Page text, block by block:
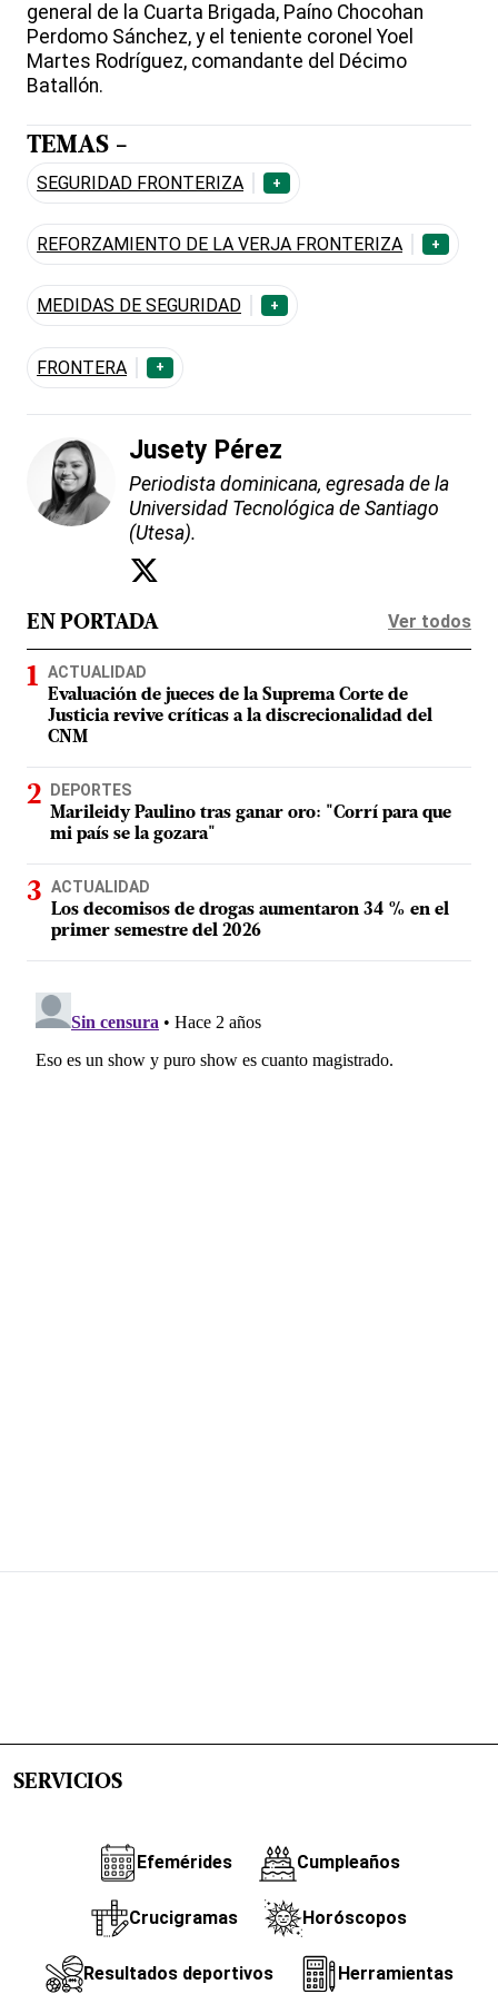
general de la Cuarta Brigada, Paíno Chocohan
Perdomo Sánchez, y el teniente coronel Yoel
Martes Rodríguez, comandante del Décimo
Batallón.
TEMAS -
SEGURIDAD FRONTERIZA +
REFORZAMIENTO DE LA VERJA FRONTERIZA +
MEDIDAS DE SEGURIDAD +
FRONTERA +
Jusety Pérez
Periodista dominicana, egresada de la
Universidad Tecnológica de Santiago
(Utesa).
EN PORTADA Ver todos
ACTUALIDAD
Evaluación de jueces de la Suprema Corte de
Justicia revive críticas a la discrecionalidad del
CNM
DEPORTES
Marileidy Paulino tras ganar oro: "Corrí para que
mi país se la gozara"
ACTUALIDAD
Los decomisos de drogas aumentaron 34 % en el
primer semestre del 2026
SERVICIOS
Efemérides Cumpleaños
Crucigramas Horóscopos
Resultados deportivos Herramientas